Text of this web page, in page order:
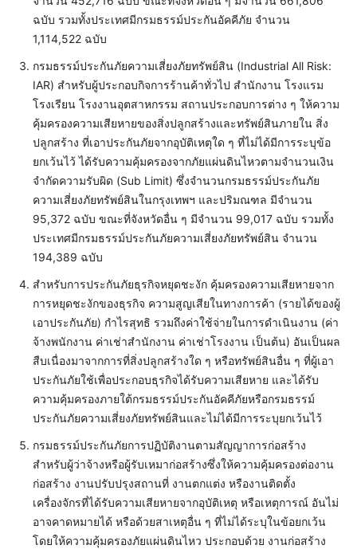
ฉบับ รวมทั้งประเทศมีกรมธรรม์ประกันอัคคีภัย จำนวน
1,114,522 ฉบับ
กรมธรรม์ประกันภัยความเสี่ยงภัยทรัพย์สิน (Industrial All Risk:
IAR) สำหรับผู้ประกอบกิจการร้านค้าทั่วไป สำนักงาน โรงแรม
โรงเรียน โรงงานอุตสาหกรรม สถานประกอบการต่าง ๆ ให้ความ
คุ้มครองความเสียหายของสิ่งปลูกสร้างและทรัพย์สินภายใน สิ่ง
ปลูกสร้าง ที่เอาประกันภัยจากอุบัติเหตุใด ๆ ที่ไม่ได้มีการระบุข้อ
ยกเว้นไว้ ได้รับความคุ้มครองจากภัยแผ่นดินไหวตามจำนวนเงิน
จำกัดความรับผิด (Sub Limit) ซึ่งจำนวนกรมธรรม์ประกันภัย
ความเสี่ยงภัยทรัพย์สินในกรุงเทพฯ และปริมณฑล มีจำนวน
95,372 ฉบับ ขณะที่จังหวัดอื่น ๆ มีจำนวน 99,017 ฉบับ รวมทั้ง
ประเทศมีกรมธรรม์ประกันภัยความเสี่ยงภัยทรัพย์สิน จำนวน
194,389 ฉบับ
สำหรับการประกันภัยธุรกิจหยุดชะงัก คุ้มครองความเสียหายจาก
การหยุดชะงักของธุรกิจ ความสูญเสียในทางการค้า (รายได้ของผู้
เอาประกันภัย) กำไรสุทธิ รวมถึงค่าใช้จ่ายในการดำเนินงาน (ค่า
จ้างพนักงาน ค่าเช่าสำนักงาน ค่าเช่าโรงงาน เป็นต้น) อันเป็นผล
สืบเนื่องมาจากการที่สิ่งปลูกสร้างใด ๆ หรือทรัพย์สินอื่น ๆ ที่ผู้เอา
ประกันภัยใช้เพื่อประกอบธุรกิจได้รับความเสียหาย และได้รับ
ความคุ้มครองภายใต้กรมธรรม์ประกันอัคคีภัยหรือกรมธรรม์
ประกันภัยความเสี่ยงภัยทรัพย์สินและไม่ได้มีการระบุยกเว้นไว้
กรมธรรม์ประกันภัยการปฏิบัติงานตามสัญญาการก่อสร้าง
สำหรับผู้ว่าจ้างหรือผู้รับเหมาก่อสร้างซึ่งให้ความคุ้มครองต่องาน
ก่อสร้าง งานปรับปรุงสถานที่ งานตกแต่ง หรืองานติดตั้ง
เครื่องจักรที่ได้รับความเสียหายจากอุบัติเหตุ หรือเหตุการณ์ อันไม่
อาจคาดหมายได้ หรือด้วยสาเหตุอื่น ๆ ที่ไม่ได้ระบุในข้อยกเว้น
โดยให้ความคุ้มครองภัยแผ่นดินไหว ประกอบด้วย งานก่อสร้าง